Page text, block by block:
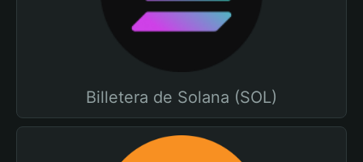
Billetera de Solana (SOL)